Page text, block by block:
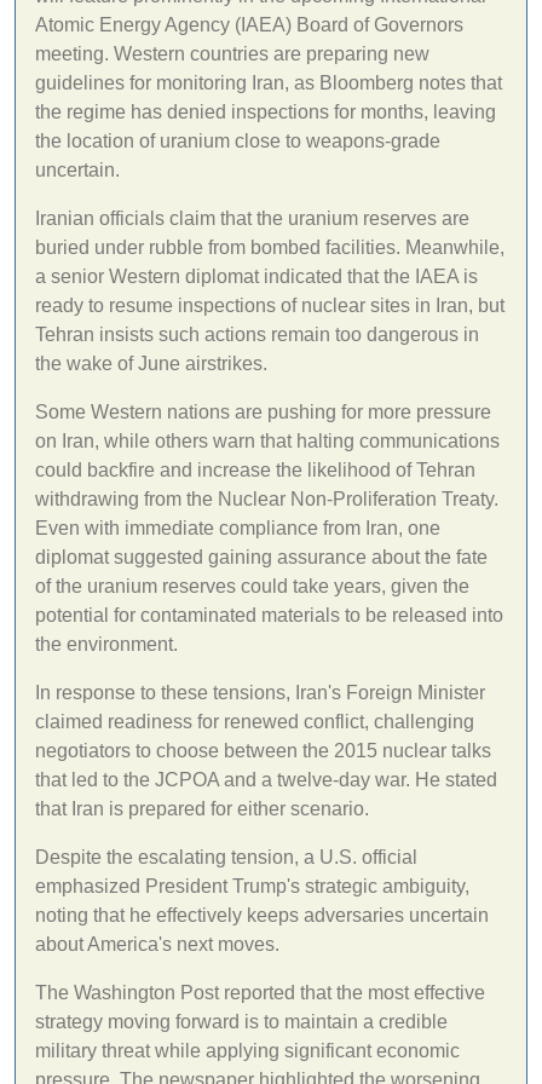
Atomic Energy Agency (IAEA) Board of Governors
meeting. Western countries are preparing new
guidelines for monitoring Iran, as Bloomberg notes that
the regime has denied inspections for months, leaving
the location of uranium close to weapons-grade
uncertain.
Iranian officials claim that the uranium reserves are
buried under rubble from bombed facilities. Meanwhile,
a senior Western diplomat indicated that the IAEA is
ready to resume inspections of nuclear sites in Iran, but
Tehran insists such actions remain too dangerous in
the wake of June airstrikes.
Some Western nations are pushing for more pressure
on Iran, while others warn that halting communications
could backfire and increase the likelihood of Tehran
withdrawing from the Nuclear Non-Proliferation Treaty.
Even with immediate compliance from Iran, one
diplomat suggested gaining assurance about the fate
of the uranium reserves could take years, given the
potential for contaminated materials to be released into
the environment.
In response to these tensions, Iran's Foreign Minister
claimed readiness for renewed conflict, challenging
negotiators to choose between the 2015 nuclear talks
that led to the JCPOA and a twelve-day war. He stated
that Iran is prepared for either scenario.
Despite the escalating tension, a U.S. official
emphasized President Trump's strategic ambiguity,
noting that he effectively keeps adversaries uncertain
about America's next moves.
The Washington Post reported that the most effective
strategy moving forward is to maintain a credible
military threat while applying significant economic
pressure. The newspaper highlighted the worsening